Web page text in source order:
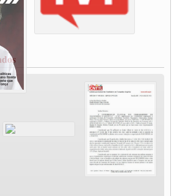
faixas na Castello Branco e fazem protesto
Contra Mulher e o Adoecimento da Classe
PÚBLICAS DE TRANSPORTE PARA A
E ELEIÇÕES NA PANDEMIA
PÚBLICAS DE TRANSPORTE
POR QUE DEVEMOS NOS ORGANIZAR?
Coronavírus, mas está bem de saúde
dos trabalhador@s que contraem a Covid-19 na
Campanha de testes de COVID-19 para
sindicais da CNTTL, CGTB e dos caminhoneiros